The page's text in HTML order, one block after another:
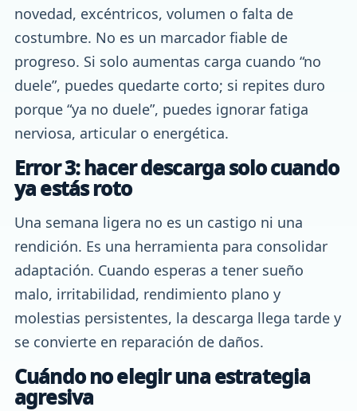
novedad, excéntricos, volumen o falta de
costumbre. No es un marcador fiable de
progreso. Si solo aumentas carga cuando “no
duele”, puedes quedarte corto; si repites duro
porque “ya no duele”, puedes ignorar fatiga
nerviosa, articular o energética.
Error 3: hacer descarga solo cuando
ya estás roto
Una semana ligera no es un castigo ni una
rendición. Es una herramienta para consolidar
adaptación. Cuando esperas a tener sueño
malo, irritabilidad, rendimiento plano y
molestias persistentes, la descarga llega tarde y
se convierte en reparación de daños.
Cuándo no elegir una estrategia
agresiva